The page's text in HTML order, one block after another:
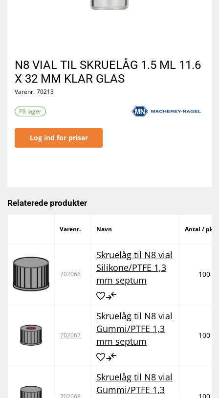
N8 VIAL TIL SKRUELÅG 1.5 ML 11.6
X 32 MM KLAR GLAS
Varenr. 70213
På lager
Log ind for priser
Relaterede produkter
Varenr. Navn Antal / pk
702066
Skruelåg til N8 vial
Silikone/PTFE 1,3
mm septum
100
702067
Skruelåg til N8 vial
Gummi/PTFE 1,3
mm septum
100
Skruelåg til N8 vial
Gummi/PTFE 1,3